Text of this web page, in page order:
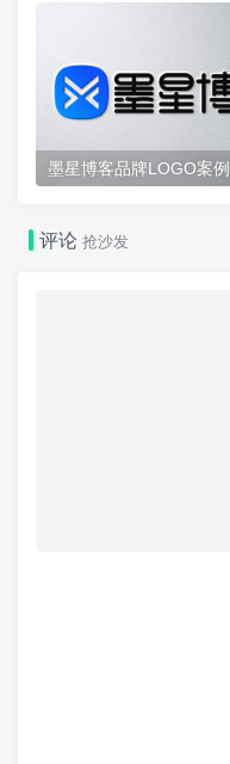
墨星博客品牌LOGO案例
评论抢沙发